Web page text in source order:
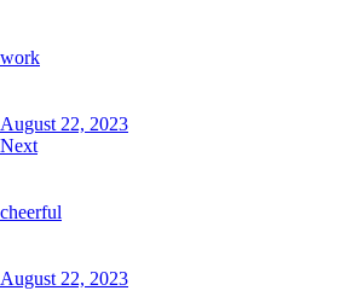
work
August 22, 2023
Next
cheerful
August 22, 2023